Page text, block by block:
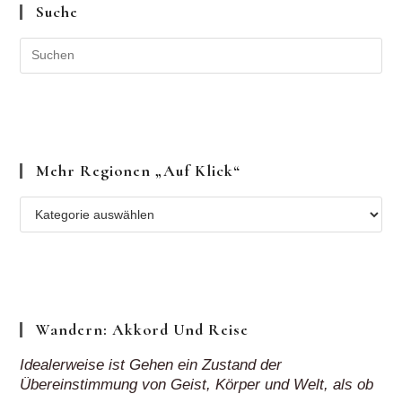
Suche
Mehr Regionen „auf Klick“
Regionen
Wandern: Akkord Und Reise
Idealerweise ist Gehen ein Zustand der
Übereinstimmung von Geist, Körper und Welt, als ob